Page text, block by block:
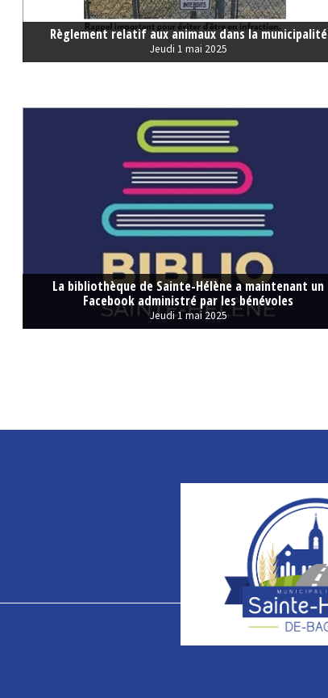
Règlement relatif aux animaux dans la municipalité
Jeudi 1 mai 2025
La bibliothèque de Sainte-Hélène a maintenant un
Facebook administré par les bénévoles
Jeudi 1 mai 2025